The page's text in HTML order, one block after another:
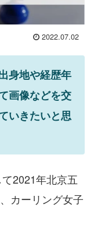
2022.07.02
身地や経歴年
画像などを交
いきたいと思
2021年北京五
カーリング女子